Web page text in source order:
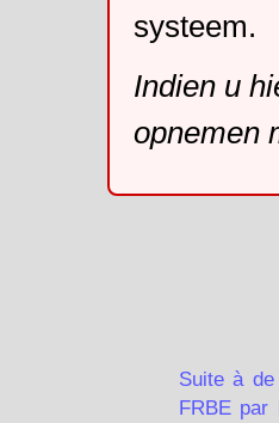
systeem.
Indien u
opnemen
Suite à
FRBE par